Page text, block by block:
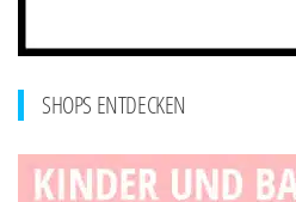
SHOPS ENTDECKEN